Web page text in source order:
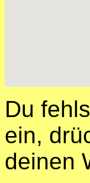
Du
ein,
deinen